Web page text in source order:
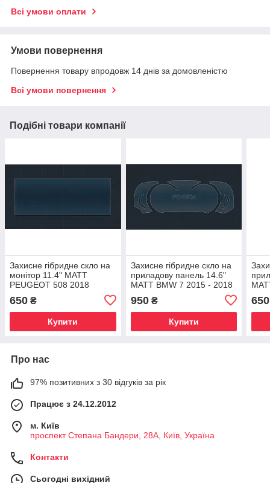
Всі умови оплати
Умови повернення
Повернення товару впродовж 14 днів за домовленістю
Всі умови повернення
Подібні товари компанії
Захисне гібридне скло на
монітор 11.4" MATT
PEUGEOT 508 2018
650 ₴
Купити
Захисне гібридне скло на
приладову панель 14.6"
MATT BMW 7 2015 - 2018
950₴
Купити
650
Про нас
97% позитивних з 30 відгуків за рік
Працює з 24.12.2012
м. Київ
проспект Степана Бандери, 28А, Київ, Україна
Контакти
Сьогодні вихідний